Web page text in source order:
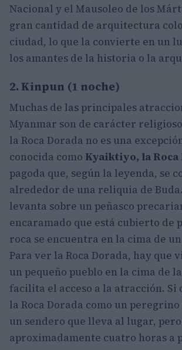
Nacional y el Mausoleo de los
gran cantidad de arquitectura
ciudad, lo que la convierte en un
los amantes de la historia o la
2. Kinpun (1 noche)
Muchas de las principales
Myanmar son de carácter
la Roca Dorada no es una
conocida como Kyaiktiyo, la Roca
pagoda que, según la leyenda, se
alrededor de una reliquia de
levanta sobre un peñasco
encaramado que está cubierto de
roca se encuentra en la cima de
Para ver la Roca Dorada, hay que
un pequeño pueblo en la cima de
facilita el acceso a la atracción. Si
la Roca Dorada como un
un sendero que lleva al lugar,
aproximadamente cuatro horas a